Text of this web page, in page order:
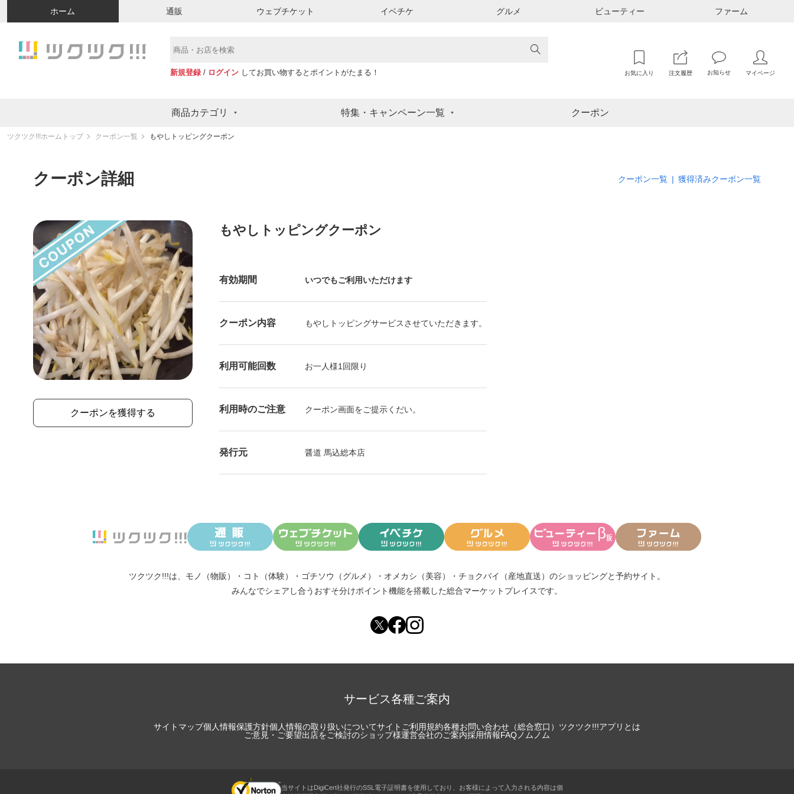
ホーム 通販 ウェブチケット イベチケ グルメ ビューティー ファーム

新規登録 / ログイン してお買い物するとポイントがたまる！ お気に入り 注文履歴 お知らせ マイページ
商品カテゴリ 特集・キャンペーン一覧 クーポン
ツクツク!!!ホームトップ クーポン一覧 もやしトッピングクーポン
クーポン詳細 クーポン一覧 | 獲得済みクーポン一覧
クーポンを獲得する
もやしトッピングクーポン
有効期間 いつでもご利用いただけます
クーポン内容 もやしトッピングサービスさせていただきます。
利⽤可能回数 お⼀⼈様1回限り
利⽤時のご注意 クーポン画面をご提示くだい。
発行元 醤道 馬込総本店
ツクツク!!!は、 モノ（物販） ・ コト（体験） ・ ゴチソウ（グルメ） ・ オメカシ（美容） ・ チョクバイ（産地直送） のショッピングと予約サイト。
みんなでシェアし合う おすそ分けポイント機能を搭載した総合マーケットプレイスです。
サービス各種ご案内
サイトマップ個人情報保護方針個人情報の取り扱いについてサイトご利用規約各種お問い合わせ（総合窓口） ツクツク!!!アプリとは
ご意見・ご要望出店をご検討のショップ様運営会社のご案内採用情報FAQノムノム
当サイトはDigiCert社発行のSSL電子証明書を使用しており、お客様によって入力される内容は個